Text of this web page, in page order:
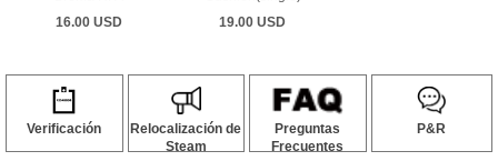
16.00 USD
19.00 USD
Verificación
Relocalización de
Steam
Preguntas
Frecuentes
P&R